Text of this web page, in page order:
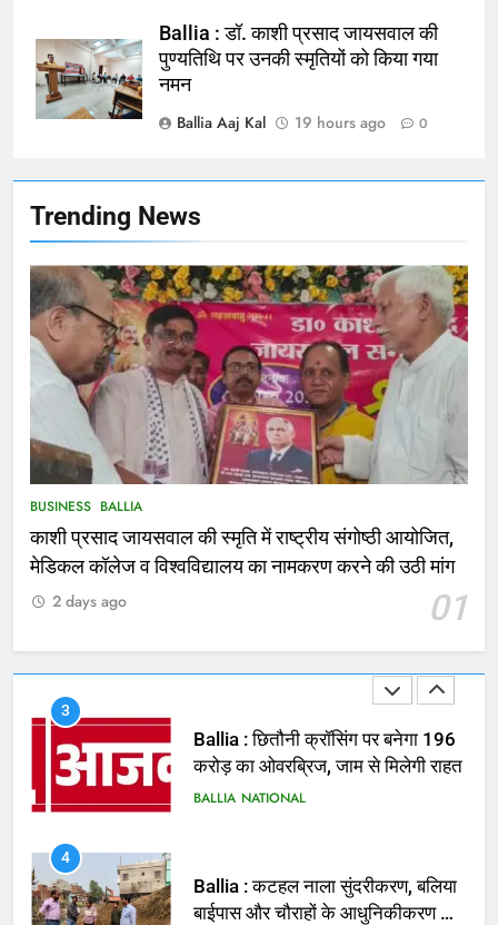
Trending News
BUSINESS BALLIA
काशी प्रसाद जायसवाल की स्मृति में राष्ट्रीय संगोष्ठी आयोजित,
मेडिकल कॉलेज व विश्वविद्यालय का नामकरण करने की उठी मांग
01
2 days ago
बलिया को मिलेगी नई ट्रेन की सौगात
NATIONAL बलिया
166
फांसी लगाकर दी जान
NATIONAL
167
Ballia : थैंक्यू बलिया पुलिस: पीड़िता को
मिले 1.38 लाख रूपये
NATIONAL बलिया
कोचिंग सेंटर में लगी भीषण आग, जान
बचाने के लिए छात्रों ने लगाई छलांग, कई
2
भरत तिवारी एनकाउंटर मामले को लेकर
सियासत तेज, भाजपा सांसद ने बताई हत्या
NATIONAL POLITICS
3
Ballia : छितौनी क्रॉसिंग पर बनेगा 196
करोड़ का ओवरब्रिज, जाम से मिलेगी राहत
BALLIA NATIONAL
4
Ballia : कटहल नाला सुंदरीकरण, बलिया
बाईपास और चौराहों के आधुनिकीकरण की
Ballia : डॉ. काशी प्रसाद जायसवाल की
पुण्यतिथि पर उनकी स्मृतियों को किया गया
नमन
Ballia Aaj Kal
19 hours ago 0